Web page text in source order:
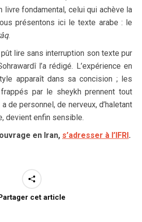
livre fondamental, celui qui achève la
présentons ici le texte arabe : le
.
pût lire sans interruption son texte pur
l’a rédigé. L’expérience en
apparaît dans sa concision ; les
par le sheykh prennent tout
de personnel, de nerveux, d’haletant
devient enfin sensible.
en Iran, s’adresser à l’IFRI.
cet article